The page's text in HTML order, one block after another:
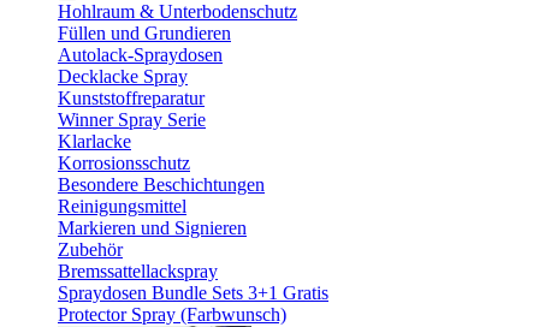
Hohlraum & Unterbodenschutz
Füllen und Grundieren
Autolack-Spraydosen
Decklacke Spray
Kunststoffreparatur
Winner Spray Serie
Klarlacke
Korrosionsschutz
Besondere Beschichtungen
Reinigungsmittel
Markieren und Signieren
Zubehör
Bremssattellackspray
Spraydosen Bundle Sets 3+1 Gratis
Protector Spray (Farbwunsch)